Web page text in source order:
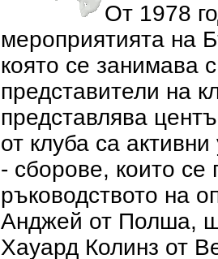
От 1978 год.
мероприятията на
която се занимава
представители на
представлява
от клуба са
- сборове, които
ръководството на
Анджей от Полша,
Хауард Колинз от